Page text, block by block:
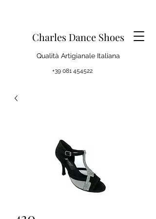
Charles Dance Shoes
Qualità Artigianale Italiana
+39 081 454522